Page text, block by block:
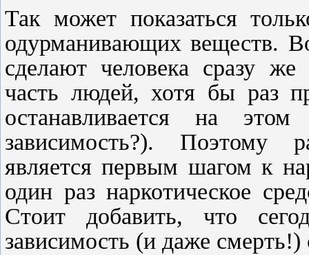
Так может показаться
одурманивающих веществ.
сделают человека сразу
часть людей, хотя бы раз
останавливается на
зависимость?). Поэтому
является первым шагом к
один раз наркотическое
Стоит добавить, что
зависимость (и даже